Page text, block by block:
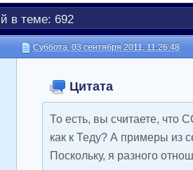
в теме: 692
Суббота, 03 сентября 2011, 11:26:48
Цитата
То есть, вы считаете, что
как к Теду? А примеры из
Поскольку, я разного